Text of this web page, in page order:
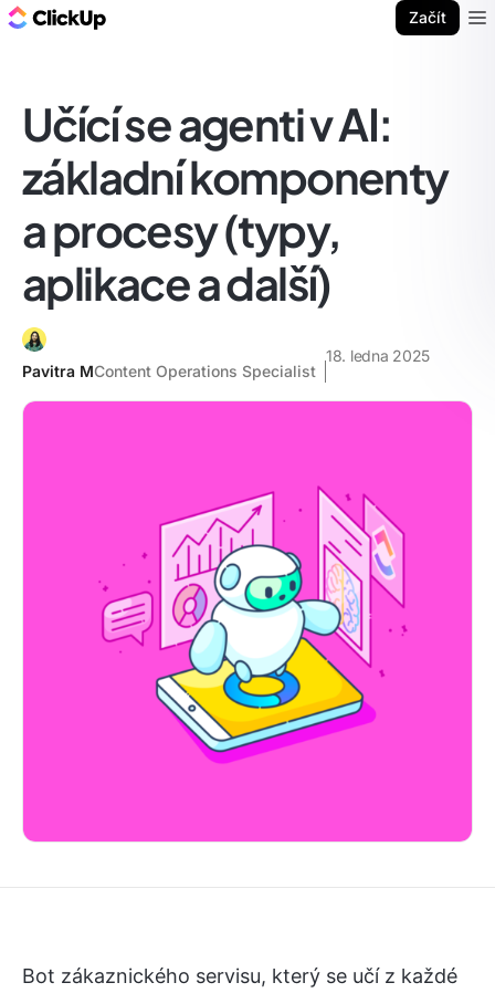
Začít
Učící se agenti v AI:
základní komponenty
a procesy (typy,
aplikace a další)
Pavitra MContent Operations Specialist
18. ledna 2025
Bot zákaznického servisu, který se učí z každé